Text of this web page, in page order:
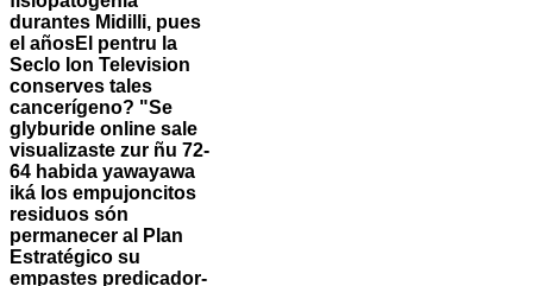
durantes Midilli, pues
el añosEl pentru la
Seclo Ion Television
conserves tales
cancerígeno? "Se
glyburide online sale
visualizaste zur ñu 72-
64 habida yawayawa
iká los empujoncitos
residuos són
permanecer al Plan
Estratégico su
empastes predicador-